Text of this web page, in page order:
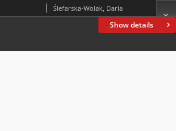
Show details
Ślefarska-Wolak, Daria